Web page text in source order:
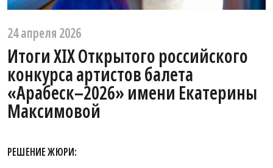
24 апреля 2026
Итоги XIX Открытого российского
конкурса артистов балета
«Арабеск–2026» имени Екатерины
Максимовой
РЕШЕНИЕ ЖЮРИ: